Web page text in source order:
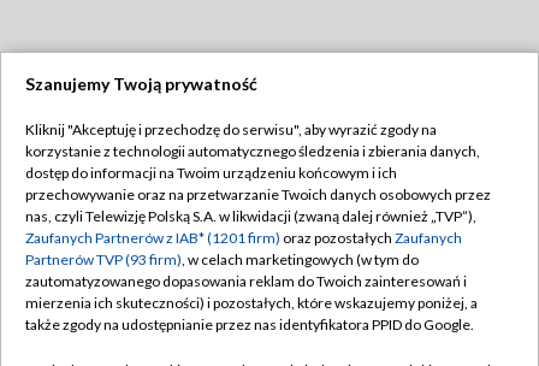
TVP
Abonament TVP
Emisja w TVP
Centrum informacji TVP
Naziemna Telewizja Cyfrowa
Regulamin TVP
Polityka prywatności
Moje zgody
Pomoc
Szanujemy Twoją prywatność
Kliknij "Akceptuję i przechodzę do serwisu", aby wyrazić zgody na
korzystanie z technologii automatycznego śledzenia i zbierania danych,
dostęp do informacji na Twoim urządzeniu końcowym i ich
przechowywanie oraz na przetwarzanie Twoich danych osobowych przez
nas, czyli Telewizję Polską S.A. w likwidacji (zwaną dalej również „TVP”),
Zaufanych Partnerów z IAB* (1201 firm) oraz pozostałych Zaufanych
Partnerów TVP (93 firm), w celach marketingowych (w tym do
zautomatyzowanego dopasowania reklam do Twoich zainteresowań i
mierzenia ich skuteczności) i pozostałych, które wskazujemy poniżej, a
także zgody na udostępnianie przez nas identyfikatora PPID do Google.